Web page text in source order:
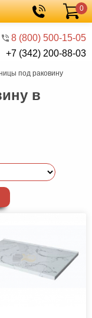
8 (800) 500-15-05
+7 (342) 200-88-03
Корзина
0
под раковину
в